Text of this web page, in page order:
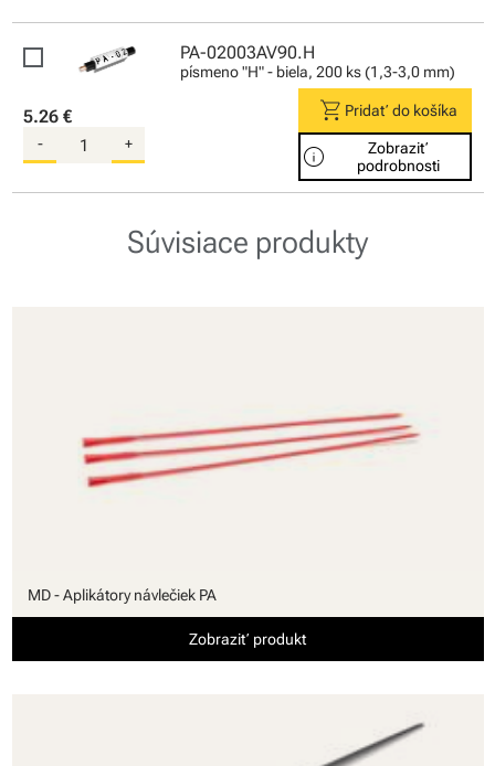
PA-02003AV90.H
písmeno "H" - biela, 200 ks (1,3-3,0 mm)
5.26 €
- +
shopping_cart Pridať do košíka
info
Zobraziť
podrobnosti
Súvisiace produkty
MD - Aplikátory návlečiek PA
Zobraziť produkt